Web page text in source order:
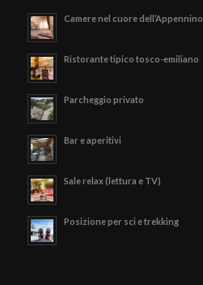
Camere nel cuore dell’Appennino
Ristorante tipico tosco-emiliano
Parcheggio privato
Bar e aperitivi
Sale relax (lettura e TV)
Posizione per sci e trekking